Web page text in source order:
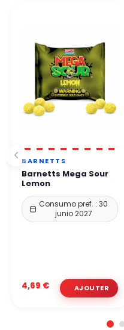
BARNETTS
Barnetts Mega Sour
Lemon
Consumo pref. : 30
junio 2027
4,69 €